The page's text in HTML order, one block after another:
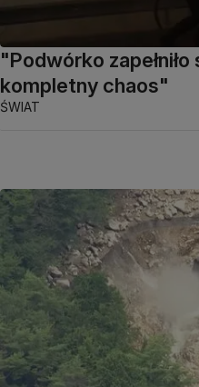
"Podwórko zapełniło
kompletny chaos"
ŚWIAT